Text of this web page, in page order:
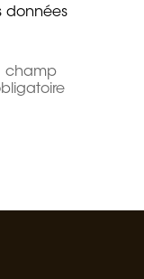
données
champ